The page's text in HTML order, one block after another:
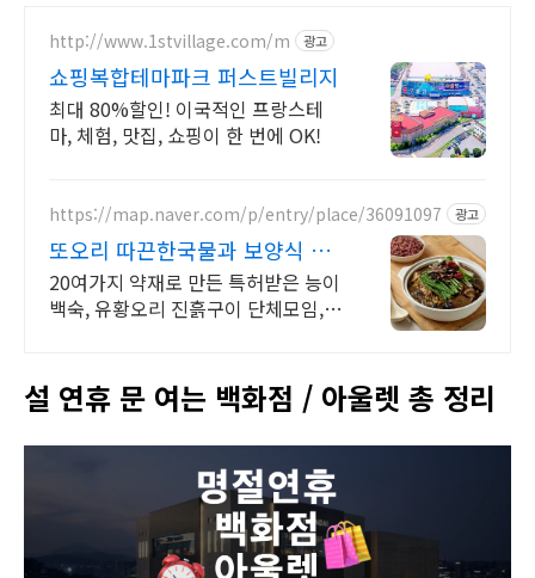
http://www.1stvillage.com/m 광고
쇼핑복합테마파크 퍼스트빌리지
최대 80%할인! 이국적인 프랑스테
마, 체험, 맛집, 쇼핑이 한 번에 OK!
https://map.naver.com/p/entry/place/36091097 광고
또오리 따끈한국물과 보양식 단
체 모임, 회식 룸완비
20여가지 약재로 만든 특허받은 능이
백숙, 유황오리 진흙구이 단체모임,회
이백숙
설 연휴 문 여는 백화점 / 아울렛 총 정리